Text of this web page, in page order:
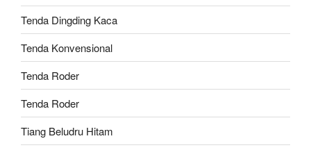
Tenda Dingding Kaca
Tenda Konvensional
Tenda Roder
Tenda Roder
Tiang Beludru Hitam